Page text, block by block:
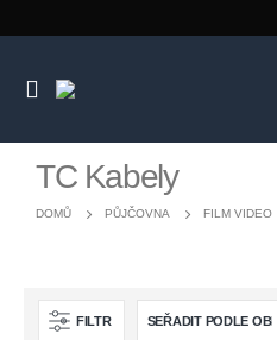
TC Kabely
DOMŮ PŮJČOVNA FILM VIDEO
FILTR